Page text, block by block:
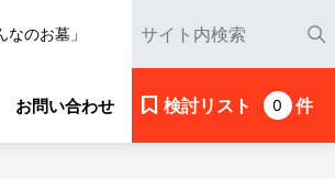
のお墓」
お問い合わせ 検討リスト 0 件